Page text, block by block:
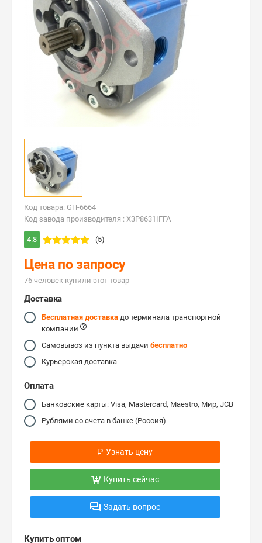
Код товара: GH-6664
Код завода производителя : X3P8631IFFA
4.8 (5)
Цена по запросу
76 человек купили этот товар
Доставка
Бесплатная доставка до терминала транспортной
компании
Самовывоз из пункта выдачи бесплатно
Курьерская доставка
Оплата
Банковские карты: Visa, Mastercard, Maestro, Мир, JCB
Рублями со счета в банке (Россия)
₽ Узнать цену
Купить сейчас
Задать вопрос
Купить оптом